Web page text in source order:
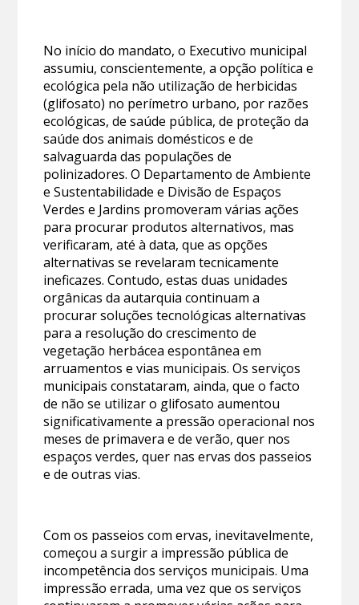
No início do mandato, o Executivo municipal
assumiu, conscientemente, a opção política e
ecológica pela não utilização de herbicidas
(glifosato) no perímetro urbano, por razões
ecológicas, de saúde pública, de proteção da
saúde dos animais domésticos e de
salvaguarda das populações de
polinizadores. O Departamento de Ambiente
e Sustentabilidade e Divisão de Espaços
Verdes e Jardins promoveram várias ações
para procurar produtos alternativos, mas
verificaram, até à data, que as opções
alternativas se revelaram tecnicamente
ineficazes. Contudo, estas duas unidades
orgânicas da autarquia continuam a
procurar soluções tecnológicas alternativas
para a resolução do crescimento de
vegetação herbácea espontânea em
arruamentos e vias municipais. Os serviços
municipais constataram, ainda, que o facto
de não se utilizar o glifosato aumentou
significativamente a pressão operacional nos
meses de primavera e de verão, quer nos
espaços verdes, quer nas ervas dos passeios
e de outras vias.
Com os passeios com ervas, inevitavelmente,
começou a surgir a impressão pública de
incompetência dos serviços municipais. Uma
impressão errada, uma vez que os serviços